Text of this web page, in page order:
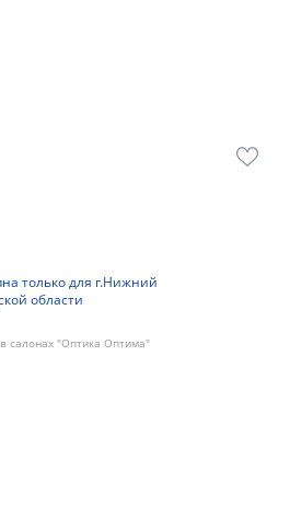
только для г.Нижний
области
салонах "Оптика Оптима"